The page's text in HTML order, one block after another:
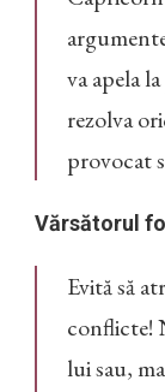
va apela
rezolva
provocat
Vărsătorul
Evită să
conflicte!
lui sau,